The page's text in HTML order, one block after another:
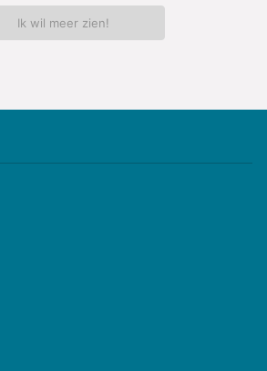
Ik wil meer zien!